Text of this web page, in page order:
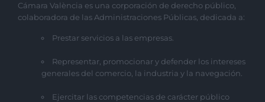
Cámara València es una corporación de derecho público,
colaboradora de las Administraciones Públicas, dedicada a:
Prestar servicios a las empresas.
Representar, promocionar y defender los intereses
generales del comercio, la industria y la navegación.
Ejercitar las competencias de carácter público